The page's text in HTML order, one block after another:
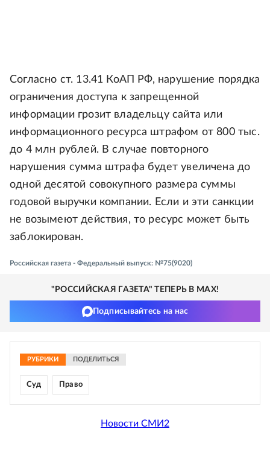
Согласно ст. 13.41 КоАП РФ, нарушение порядка
ограничения доступа к запрещенной
информации грозит владельцу сайта или
информационного ресурса штрафом от 800 тыс.
до 4 млн рублей. В случае повторного
нарушения сумма штрафа будет увеличена до
одной десятой совокупного размера суммы
годовой выручки компании. Если и эти санкции
не возымеют действия, то ресурс может быть
заблокирован.
Российская газета - Федеральный выпуск: №75(9020)
"РОССИЙСКАЯ ГАЗЕТА" ТЕПЕРЬ В MAX!
Подписывайтесь на нас
РУБРИКИ ПОДЕЛИТЬСЯ
Суд Право
Новости СМИ2